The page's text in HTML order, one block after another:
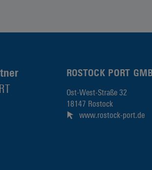
ROSTOCK PORT
Ost-West-Straße 32
18147 Rostock
www.rostock-port.de